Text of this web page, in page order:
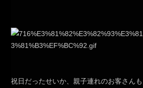
祝日だったせいか、親子連れのお客さん